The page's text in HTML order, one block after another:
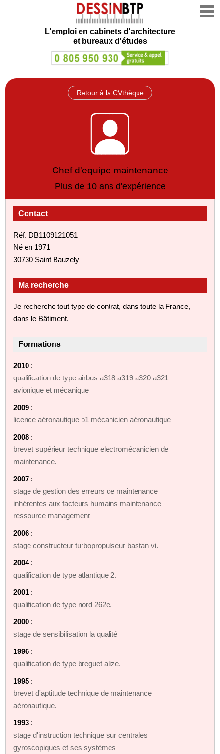
L'emploi en cabinets d'architecture
et bureaux d'études
Retour à la CVthèque
Chef d'equipe maintenance
Plus de 10 ans d'expérience
Contact
Réf. DB1109121051
Né en 1971
30730 Saint Bauzely
Ma recherche
Je recherche tout type de contrat, dans toute la France,
dans le Bâtiment.
Formations
2010 :
qualification de type airbus a318 a319 a320 a321
avionique et mécanique
2009 :
licence aéronautique b1 mécanicien aéronautique
2008 :
brevet supérieur technique electromécanicien de
maintenance.
2007 :
stage de gestion des erreurs de maintenance
inhérentes aux facteurs humains maintenance
ressource management
2006 :
stage constructeur turbopropulseur bastan vi.
2004:
qualification de type atlantique 2.
2001 :
qualification de type nord 262e.
2000 :
stage de sensibilisation la qualité
1996 :
qualification de type breguet alize.
1995 :
brevet d'aptitude technique de maintenance
aéronautique.
1993 :
stage d'instruction technique sur centrales
gyroscopiques et ses systèmes